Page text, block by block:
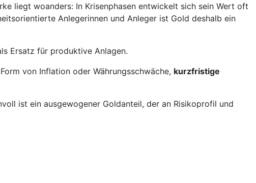
liegt woanders: In Krisenphasen entwickelt sich sein Wert oft
Anlegerinnen und Anleger ist Gold deshalb ein
Ersatz für produktive Anlagen.
von Inflation oder Währungsschwäche, kurzfristige
ist ein ausgewogener Goldanteil, der an Risikoprofil und